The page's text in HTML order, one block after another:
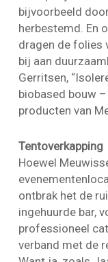
bijvoorbeeld
herbestemd. En
dragen de folies
bij aan
Gerritsen,
biobased bouw
producten van
Tentoverkapping
Hoewel
ontbrak het de
ingehuurde bar,
professioneel
verband met de